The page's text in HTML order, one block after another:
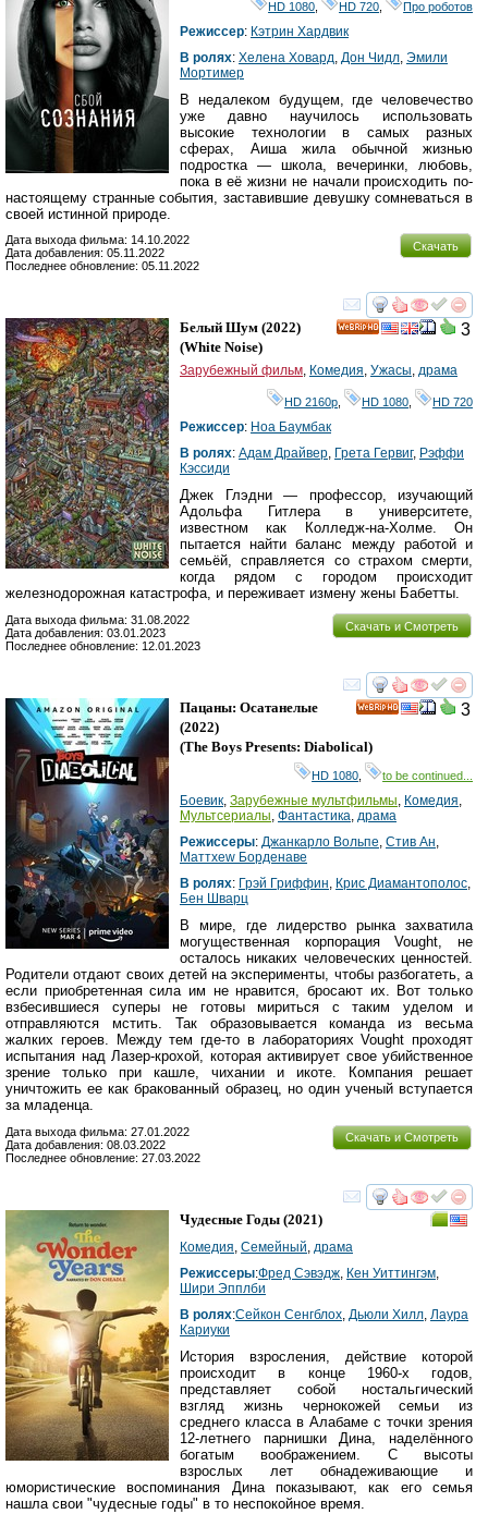
HD 1080 HD 720 Про роботов
Режиссер: Кэтрин Хардвик
В ролях: Хелена Ховард Дон Чидл Эмили
Мортимер
В недалеком будущем, где человечество
уже давно научилось использовать
высокие технологии в самых разных
сферах, Аиша жила обычной жизнью
подростка — школа, вечеринки, любовь,
пока в её жизни не начали происходить по-
настоящему странные события, заставившие девушку сомневаться в
своей истинной природе.
Скачать
Дата выхода фильма: 14.10.2022
Дата добавления: 05.11.2022
Последнее обновление: 05.11.2022
смотреть
3
Белый Шум (2022)
(White Noise)
Зарубежный фильм, Комедия, Ужасы, драма
HD 2160р, HD 1080, HD 720
Режиссер: Ноа Баумбак
В ролях: Адам Драйвер, Грета Гервиг, Рэффи
Кэссиди
Джек Глэдни — профессор, изучающий
Адольфа Гитлера в университете,
известном как Колледж-на-Холме. Он
пытается найти баланс между работой и
семьёй, справляется со страхом смерти,
когда рядом с городом происходит
железнодорожная катастрофа, и переживает измену жены Бабетты.
Скачать и Смотреть
Дата выхода фильма: 31.08.2022
Дата добавления: 03.01.2023
Последнее обновление: 12.01.2023
смотреть
3
Пацаны: Осатанелые
(2022)
(The Boys Presents: Diabolical)
HD 1080 to be continued...
Боевик, Зарубежные мультфильмы, Комедия,
Мультсериалы, Фантастика, драма
Режиссеры: Джанкарло Вольпе, Стив Ан,
Маттхеw Борденаве
В ролях: Грэй Гриффин, Крис Диамантополос,
Бен Шварц
В мире, где лидерство рынка захватила
могущественная корпорация Vought, не
осталось никаких человеческих ценностей.
Родители отдают своих детей на эксперименты, чтобы разбогатеть, а
если приобретенная сила им не нравится, бросают их. Вот только
взбесившиеся суперы не готовы мириться с таким уделом и
отправляются мстить. Так образовывается команда из весьма
жалких героев. Между тем где-то в лабораториях Vought проходят
испытания над Лазер-крохой, которая активирует свое убийственное
зрение только при кашле, чихании и икоте. Компания решает
уничтожить ее как бракованный образец, но один ученый вступается
за младенца.
Скачать и Смотреть
Дата выхода фильма: 27.01.2022
Дата добавления: 08.03.2022
Последнее обновление: 27.03.2022
смотреть
Чудесные Годы (2021)
Комедия, Семейный, драма
Режиссеры:Фред Сэвэдж, Кен Уиттингэм,
Шири Эпплби
В ролях:Сейкон Сенгблох, Дьюли Хилл, Лаура
Кариуки
История взросления, действие которой
происходит в конце 1960-х годов,
представляет собой ностальгический
взгляд жизнь чернокожей семьи из
среднего класса в Алабаме с точки зрения
12-летнего парнишки Дина, наделённого
богатым воображением. С высоты
взрослых лет обнадеживающие и
юмористические воспоминания Дина показывают, как его семья
нашла свои "чудесные годы" в то неспокойное время.